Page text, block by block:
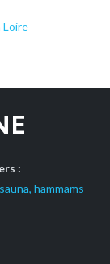
Loire
:
hammams